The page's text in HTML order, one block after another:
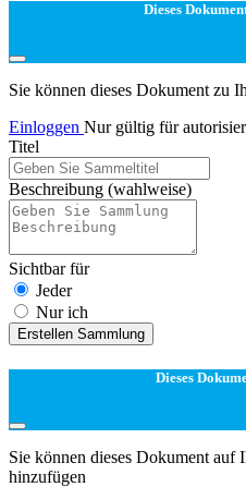
Dieses
Sie können dieses Dokument zu
Einloggen Nur gültig für
Titel
Beschreibung (wahlweise)
Sichtbar für
Jeder
Nur ich
Erstellen Sammlung
Dieses
Sie können dieses Dokument auf
hinzufügen